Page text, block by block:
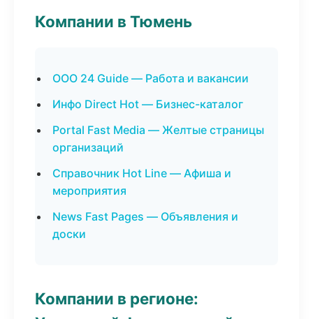
Компании в Тюмень
ООО 24 Guide — Работа и вакансии
Инфо Direct Hot — Бизнес-каталог
Portal Fast Media — Желтые страницы
организаций
Справочник Hot Line — Афиша и
мероприятия
News Fast Pages — Объявления и
доски
Компании в регионе: